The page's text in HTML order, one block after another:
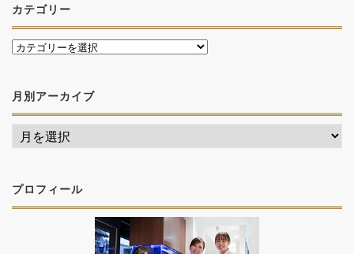
カテゴリー
月別アーカイブ
プロフィール